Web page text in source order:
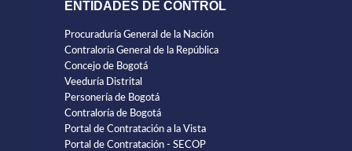
ENTIDADES DE CONTROL
Procuraduría General de la Nación
Contraloría General de la República
Concejo de Bogotá
Veeduría Distrital
Personería de Bogotá
Contraloría de Bogotá
Portal de Contratación a la Vista
Portal de Contratación - SECOP